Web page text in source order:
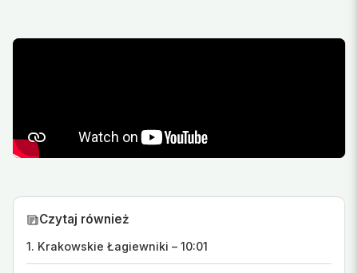
Czytaj również
1. Krakowskie Łagiewniki – 10:01